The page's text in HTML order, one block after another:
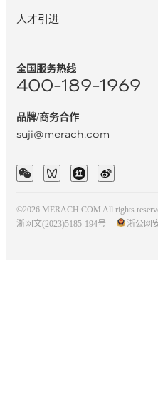
人才引进
全国服务热线
400-189-1969
品牌/商务合作
suji@merach.com
©2026 MERACH.COM All rights
浙网文(2023)5185-194号
浙公网